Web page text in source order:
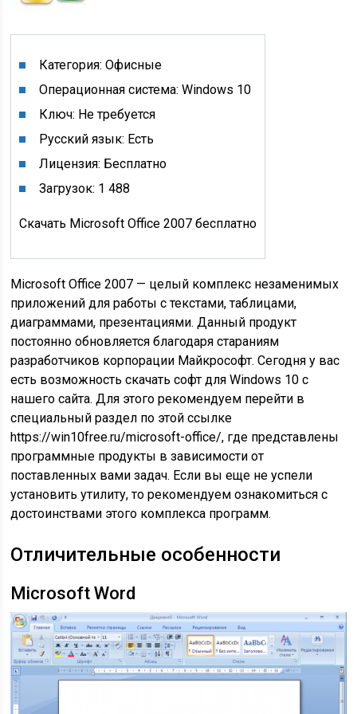
Категория: Офисные
Операционная система: Windows 10
Ключ: Не требуется
Русский язык: Есть
Лицензия: Бесплатно
Загрузок: 1 488
Скачать Microsoft Office 2007 бесплатно
Microsoft Office 2007 — целый комплекс незаменимых
приложений для работы с текстами, таблицами,
диаграммами, презентациями. Данный продукт
постоянно обновляется благодаря стараниям
разработчиков корпорации Майкрософт. Сегодня у вас
есть возможность скачать софт для Windows 10 с
нашего сайта. Для этого рекомендуем перейти в
специальный раздел по этой ссылке
https://win10free.ru/microsoft-office/, где представлены
программные продукты в зависимости от
поставленных вами задач. Если вы еще не успели
установить утилиту, то рекомендуем ознакомиться с
достоинствами этого комплекса программ.
Отличительные особенности
Microsoft Word